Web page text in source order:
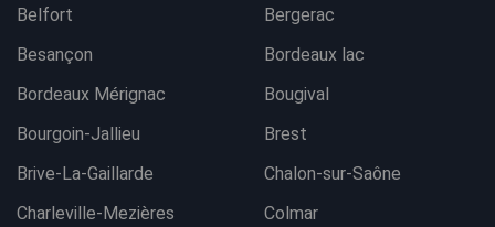
Belfort
Bergerac
Besançon
Bordeaux lac
Bordeaux Mérignac
Bougival
Bourgoin-Jallieu
Brest
Brive-La-Gaillarde
Chalon-sur-Saône
Charleville-Mezières
Colmar